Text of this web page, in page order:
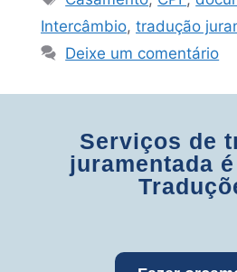
Intercâmbio, tradução
Deixe um comentário
Serviços de
juramentada